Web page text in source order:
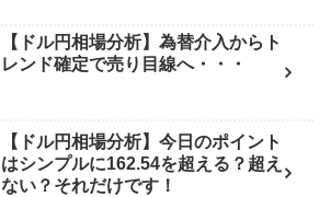
【ドル円相場分析】為替介入からト
レンド確定で売り目線へ・・・
【ドル円相場分析】今日のポイント
はシンプルに162.54を超える？超え
ない？それだけです！